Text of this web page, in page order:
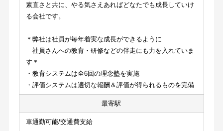
素直さと共に、やる気さえあればどなたでも成長していけ
る会社です。
＊弊社は社員が毎年着実な成長ができるように
社員さんへの教育・研修などの伴走にも力を入れていま
す＊
・教育システムは全6回の理念塾を実施
・評価システムは適切な報酬＆評価が得られるものを完備
最寄駅
車通勤可能/交通費支給